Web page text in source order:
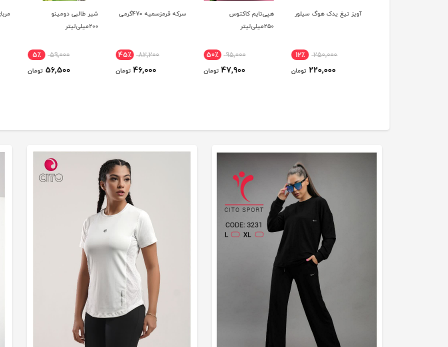
آویز تیغ یدک هوگ سیلور
250,000 12٪
220,000 تومان
هپی‌تایم کاکتوس
۲۵۰میلی‌لیتر
95,000 50٪
47,900 تومان
سرکه قرمز‌سمیه 470گرمی
82,200 45٪
46,000 تومان
شیر طالبی دومینو
۲۰۰میلی‌لیتر
59,000 5٪
56,500 تومان